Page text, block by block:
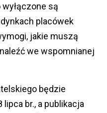
są
placówek
jakie muszą
we wspomnianej
będzie
br., a publikacja